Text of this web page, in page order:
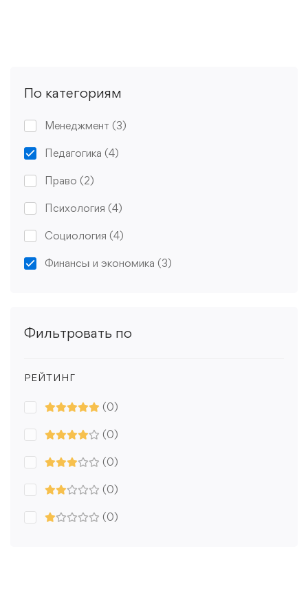
По категориям
Менеджмент (3)
Педагогика (4)
Право (2)
Психология (4)
Социология (4)
Финансы и экономика (3)
Фильтровать по
РЕЙТИНГ
(0)
(0)
(0)
(0)
(0)